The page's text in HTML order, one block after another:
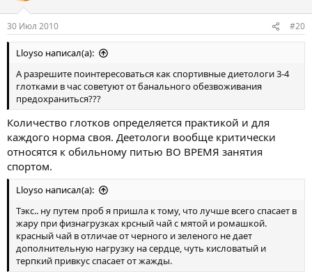
30 Июл 2010 #20
Lloyso написал(а):
А разрешите поинтересоваться как спортивные диетологи 3-4
глотками в час советуют от банального обезвоживания
предохраниться???
Количество глотков определяется практикой и для
каждого норма своя. Деетологи вообще критически
относятся к обильному питью ВО ВРЕМЯ занятия
спортом.
Lloyso написал(а):
Тэкс.. ну путем проб я пришла к тому, что лучше всего спасает в
жару при физнагрузках крсный чай с мятой и ромашкой.
красный чай в отличае от черного и зеленого не дает
дополнительную нагрузку на сердце, чуть кисловатый и
терпкий привкус спасает от жажды.